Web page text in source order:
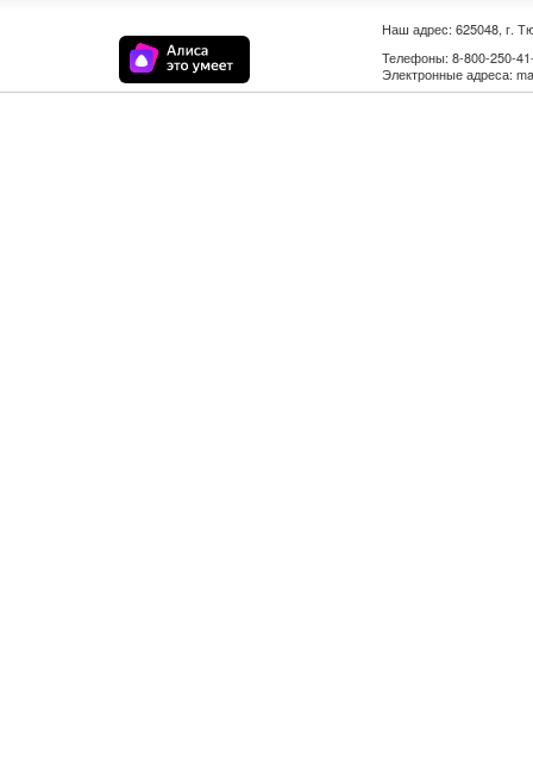
Наш адрес: 625048, г.
Телефоны: 8-800-250-
Электронные адреса: